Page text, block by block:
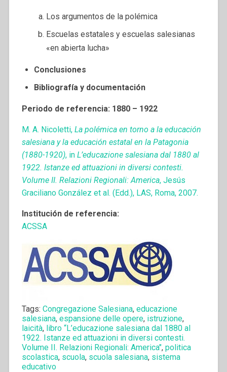
Los argumentos de la polémica
Escuelas estatales y escuelas salesianas
«en abierta lucha»
Conclusiones
Bibliografía y documentación
Periodo de referencia: 1880 – 1922
M. A. Nicoletti, La polémica en torno a la educación
salesiana y la educación estatal en la Patagonia
(1880-1920), in L’educazione salesiana dal 1880 al
1922. Istanze ed attuazioni in diversi contesti.
Volume II. Relazioni Regionali: America, Jesús
Graciliano González et al. (Edd.), LAS, Roma, 2007.
Institución de referencia:
ACSSA
Tags: Congregazione Salesiana, educazione
salesiana, espansione delle opere, istruzione,
laicità, libro “L’educazione salesiana dal 1880 al
1922. Istanze ed attuazioni in diversi contesti.
Volume II. Relazioni Regionali: America", politica
scolastica, scuola, scuola salesiana, sistema
educativo